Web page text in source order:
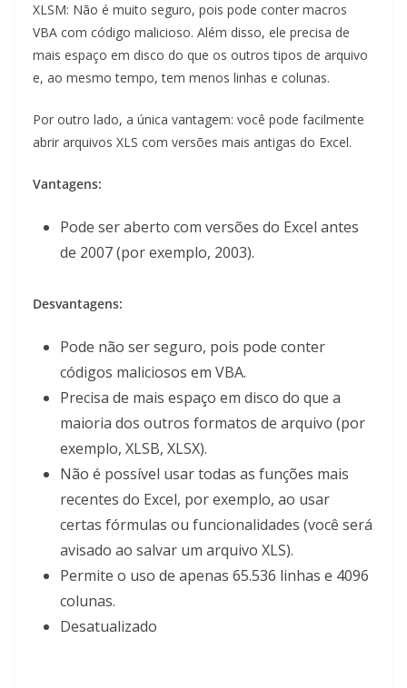
XLSM: Não é muito seguro, pois pode conter macros
VBA com código malicioso. Além disso, ele precisa de
mais espaço em disco do que os outros tipos de arquivo
e, ao mesmo tempo, tem menos linhas e colunas.
Por outro lado, a única vantagem: você pode facilmente
abrir arquivos XLS com versões mais antigas do Excel.
Vantagens:
Pode ser aberto com versões do Excel antes
de 2007 (por exemplo, 2003).
Desvantagens:
Pode não ser seguro, pois pode conter
códigos maliciosos em VBA.
Precisa de mais espaço em disco do que a
maioria dos outros formatos de arquivo (por
exemplo, XLSB, XLSX).
Não é possível usar todas as funções mais
recentes do Excel, por exemplo, ao usar
certas fórmulas ou funcionalidades (você será
avisado ao salvar um arquivo XLS).
Permite o uso de apenas 65.536 linhas e 4096
colunas.
Desatualizado